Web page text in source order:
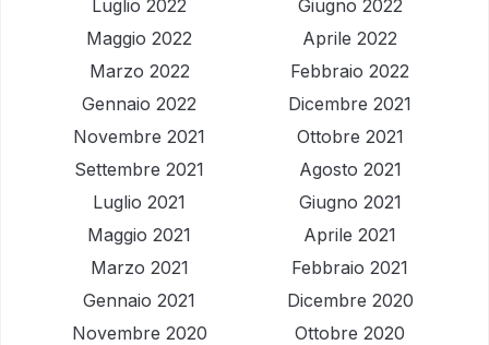
Luglio 2022
Giugno 2022
Maggio 2022
Aprile 2022
Marzo 2022
Febbraio 2022
Gennaio 2022
Dicembre 2021
Novembre 2021
Ottobre 2021
Settembre 2021
Agosto 2021
Luglio 2021
Giugno 2021
Maggio 2021
Aprile 2021
Marzo 2021
Febbraio 2021
Gennaio 2021
Dicembre 2020
Novembre 2020
Ottobre 2020